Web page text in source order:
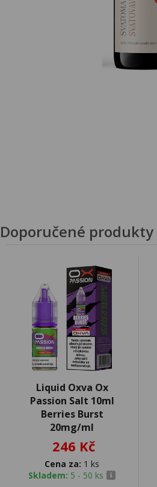
Doporučené produkty
Liquid Oxva Ox
Passion Salt 10ml
Berries Burst
20mg/ml
246 Kč
Cena za: 1 ks
Skladem: 5 - 50 ks